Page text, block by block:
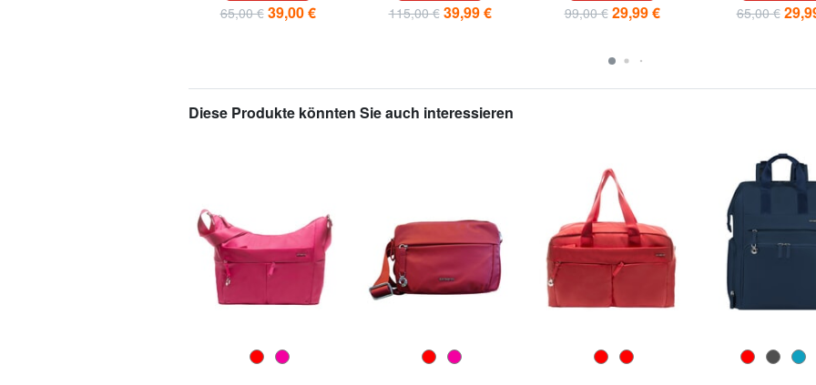
65,00 € 39,00 € 115,00 € 39,99 € 99,00 € 29,99 € 65,00 €
Diese Produkte könnten Sie auch interessieren